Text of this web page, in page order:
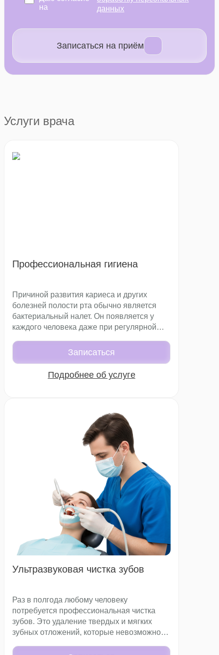
на
данных
Записаться на приём
Услуги врача
Профессиональная гигиена
Причиной развития кариеса и других
болезней полости рта обычно является
бактериальный налет. Он появляется у
каждого человека даже при регулярной
постепенно уплотняется и превращается в
зубной камень. В итоге образуются
отложения, которые создают
благоприятную среду для
Записаться
Подробнее об услуге
Ультразвуковая чистка зубов
Раз в полгода любому человеку
потребуется профессиональная чистка
зубов. Это удаление твердых и мягких
зубных отложений, которые невозможно